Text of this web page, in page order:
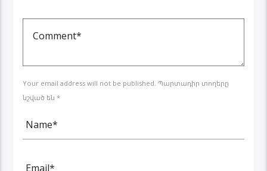
Your email address will not be published. Պարտադիր տողերը
նշված են *